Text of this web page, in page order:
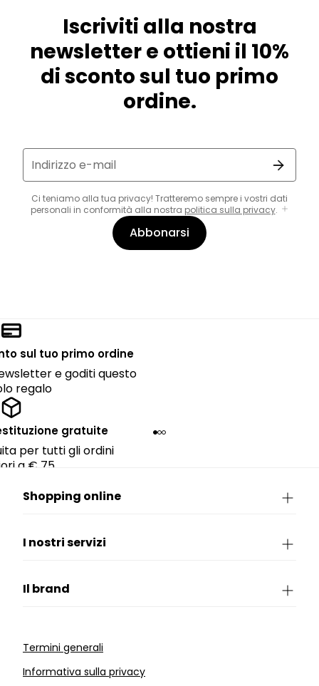
Iscriviti alla nostra
newsletter e ottieni il 10%
di sconto sul tuo primo
ordine.
Indirizzo e-mail
Ci teniamo alla tua privacy! Tratteremo sempre i vostri dati
personali in conformità alla nostra politica sulla privacy.
Abbonarsi
sul tuo primo ordine
e goditi questo
regalo
gratuite
per tutti gli ordini
a € 75.
Shopping online
I nostri servizi
Il brand
Termini generali
Informativa sulla privacy